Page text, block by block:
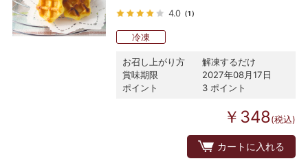
4.0 （1）
冷凍
お召し上がり方
解凍するだけ
賞味期限
2027年08月17日
ポイント
3 ポイント
￥348(税込)
カートに入れる